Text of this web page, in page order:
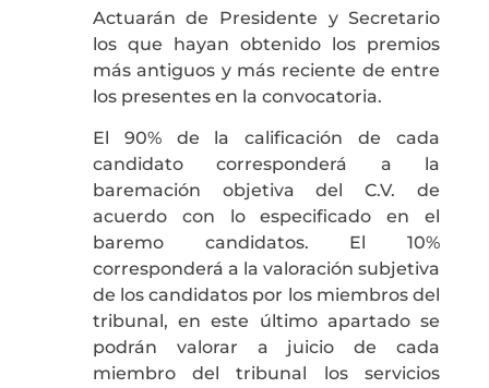
Actuarán de Presidente y Secretario
los que hayan obtenido los premios
más antiguos y más reciente de entre
los presentes en la convocatoria.
El 90% de la calificación de cada
candidato corresponderá a la
baremación objetiva del C.V. de
acuerdo con lo especificado en el
baremo candidatos. El 10%
corresponderá a la valoración subjetiva
de los candidatos por los miembros del
tribunal, en este último apartado se
podrán valorar a juicio de cada
miembro del tribunal los servicios